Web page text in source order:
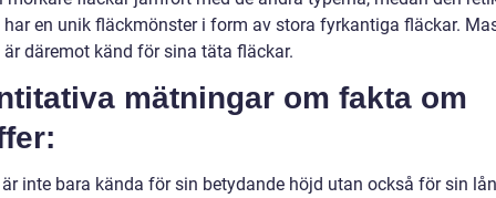
en unik fläckmönster i form av stora fyrkantiga fläckar.
däremot känd för sina täta fläckar.
mätningar om fakta om
inte bara kända för sin betydande höjd utan också för sin